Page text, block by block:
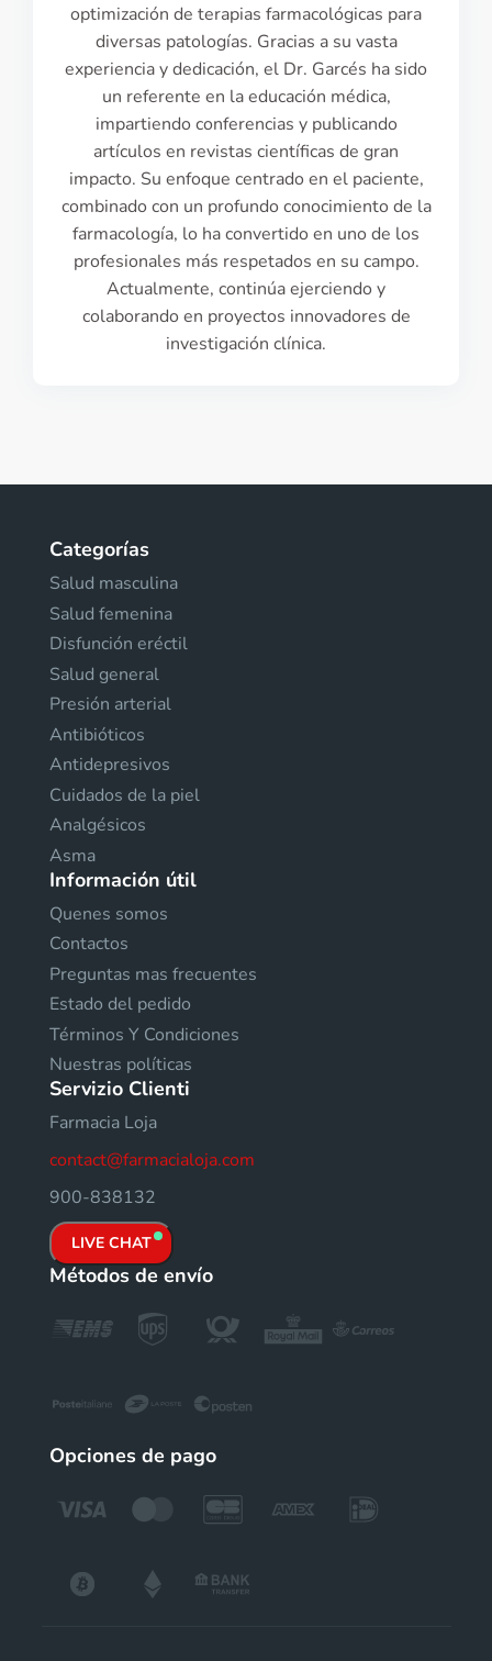
optimización de terapias farmacológicas para
diversas patologías. Gracias a su vasta
experiencia y dedicación, el Dr. Garcés ha sido
un referente en la educación médica,
impartiendo conferencias y publicando
artículos en revistas científicas de gran
impacto. Su enfoque centrado en el paciente,
combinado con un profundo conocimiento de la
farmacología, lo ha convertido en uno de los
profesionales más respetados en su campo.
Actualmente, continúa ejerciendo y
colaborando en proyectos innovadores de
investigación clínica.
Categorías
Salud masculina
Salud femenina
Disfunción eréctil
Salud general
Presión arterial
Antibióticos
Antidepresivos
Cuidados de la piel
Analgésicos
Asma
Información útil
Quenes somos
Contactos
Preguntas mas frecuentes
Estado del pedido
Términos Y Condiciones
Nuestras políticas
Servizio Clienti
Farmacia Loja
contact@farmacialoja.com
900-838132
LIVE CHAT
Métodos de envío
Opciones de pago